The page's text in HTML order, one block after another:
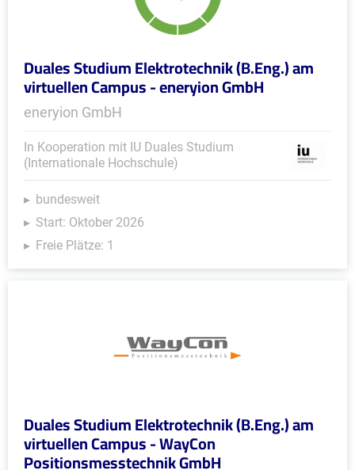
Duales Studium Elektrotechnik (B.Eng.) am
virtuellen Campus - eneryion GmbH
eneryion GmbH
In Kooperation mit IU Duales Studium
(Internationale Hochschule)
bundesweit
Start: Oktober 2026
Freie Plätze: 1
Duales Studium Elektrotechnik (B.Eng.) am
virtuellen Campus - WayCon
Positionsmesstechnik GmbH